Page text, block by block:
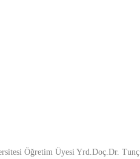
Öğretim Üyesi Yrd.Doç.Dr. Tunç